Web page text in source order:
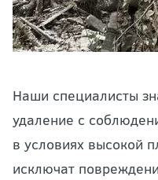
Наши специалисты
удаление с
в условиях высокой
исключат